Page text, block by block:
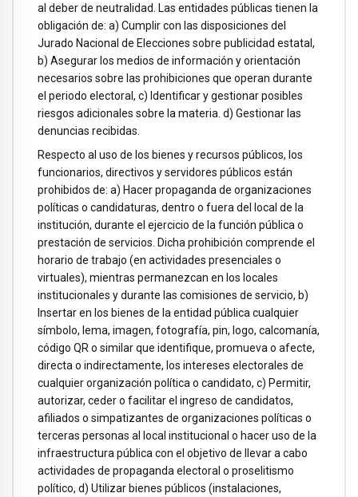
al deber de neutralidad. Las entidades públicas tienen la
obligación de: a) Cumplir con las disposiciones del
Jurado Nacional de Elecciones sobre publicidad estatal,
b) Asegurar los medios de información y orientación
necesarios sobre las prohibiciones que operan durante
el periodo electoral, c) Identificar y gestionar posibles
riesgos adicionales sobre la materia. d) Gestionar las
denuncias recibidas.
Respecto al uso de los bienes y recursos públicos, los
funcionarios, directivos y servidores públicos están
prohibidos de: a) Hacer propaganda de organizaciones
políticas o candidaturas, dentro o fuera del local de la
institución, durante el ejercicio de la función pública o
prestación de servicios. Dicha prohibición comprende el
horario de trabajo (en actividades presenciales o
virtuales), mientras permanezcan en los locales
institucionales y durante las comisiones de servicio, b)
Insertar en los bienes de la entidad pública cualquier
símbolo, lema, imagen, fotografía, pin, logo, calcomanía,
código QR o similar que identifique, promueva o afecte,
directa o indirectamente, los intereses electorales de
cualquier organización política o candidato, c) Permitir,
autorizar, ceder o facilitar el ingreso de candidatos,
afiliados o simpatizantes de organizaciones políticas o
terceras personas al local institucional o hacer uso de la
infraestructura pública con el objetivo de llevar a cabo
actividades de propaganda electoral o proselitismo
político, d) Utilizar bienes públicos (instalaciones,